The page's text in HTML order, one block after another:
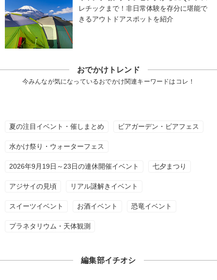
レチックまで！非日常体験を存分に堪能で
きるアウトドアスポットを紹介
おでかけトレンド
今みんなが気になっているおでかけ関連キーワードはコレ！
夏の注目イベント・催しまとめ ビアガーデン・ビアフェス
水かけ祭り・ウォーターフェス
2026年9月19日～23日の連休開催イベント 七夕まつり
アジサイの見頃 リアル謎解きイベント
スイーツイベント お酒イベント 恐竜イベント
プラネタリウム・天体観測
編集部イチオシ